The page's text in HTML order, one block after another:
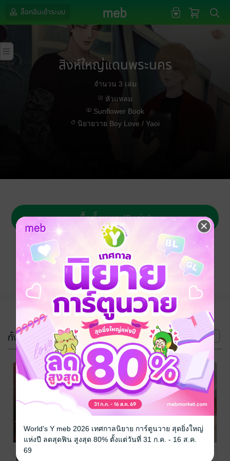
ล็อกอินเข้าระบบ
สิงห์ใหญ่แดนพระนคร
จำนวน 3 เล่ม
หัวแหลม
Sunflower Book
นิยายวาย Boy Love / Yaoi
ซื้อทั้งหมด (3 เล่ม)
ติดตาม แชร์
ทั้งหมด (3 เล่ม) หน้าที่ 1
บทเล่าขานของ
ผู้อยู่เหนือจุด
World's Y meb 2026 เทศกาลนิยาย การ์ตูนวาย สุดยิ่งใหญ่
แห่งปี ลดสุดฟิน สูงสุด 80% ตั้งแต่วันที่ 31 ก.ค. - 16 ส.ค.
69